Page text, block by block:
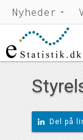
Nyheder
Del på